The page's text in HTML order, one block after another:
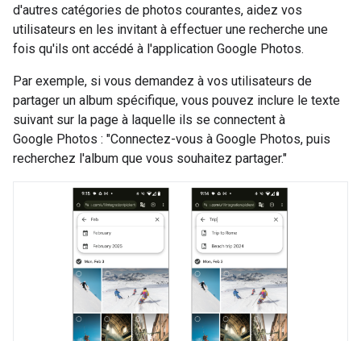
d'autres catégories de photos courantes, aidez vos
utilisateurs en les invitant à effectuer une recherche une
fois qu'ils ont accédé à l'application Google Photos.
Par exemple, si vous demandez à vos utilisateurs de
partager un album spécifique, vous pouvez inclure le texte
suivant sur la page à laquelle ils se connectent à
Google Photos : "Connectez-vous à Google Photos, puis
recherchez l'album que vous souhaitez partager."